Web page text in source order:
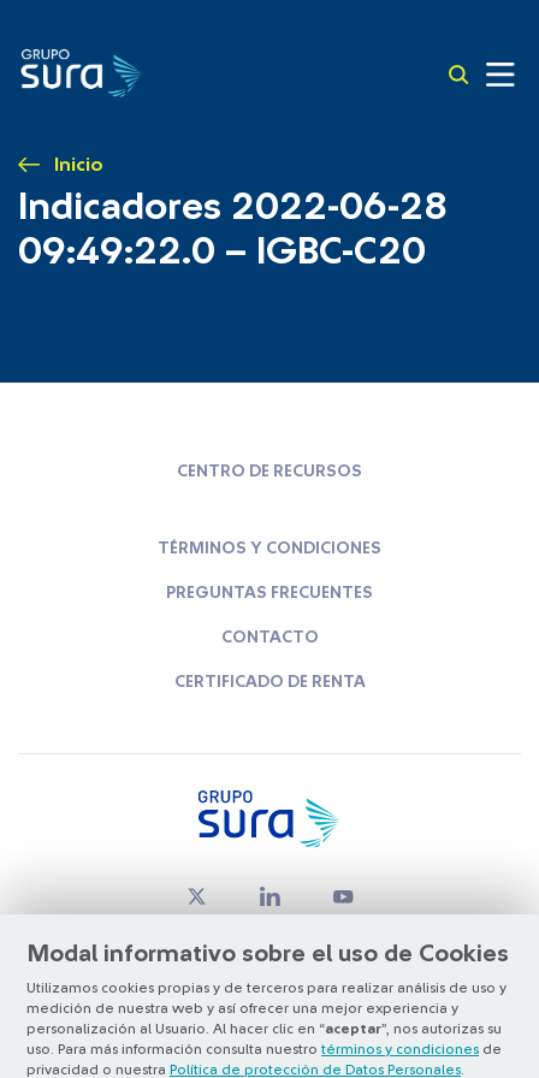
Inicio
Indicadores 2022-06-28
09:49:22.0 – IGBC-C20
Modal informativo sobre el uso de Cookies
Utilizamos cookies propias y de terceros para realizar análisis de uso y
medición de nuestra web y así ofrecer una mejor experiencia y
personalización al Usuario. Al hacer clic en “aceptar”, nos autorizas su
uso. Para más información consulta nuestro términos y condiciones de
privacidad o nuestra Política de protección de Datos Personales
CENTRO DE RECURSOS
TÉRMINOS Y CONDICIONES
PREGUNTAS FRECUENTES
CONTACTO
CERTIFICADO DE RENTA
© Copyright Grupo SURA 2026